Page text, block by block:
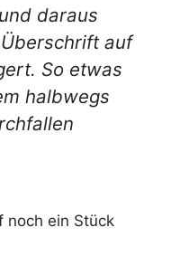
daraus
auf
So etwas
halbwegs
noch ein Stück